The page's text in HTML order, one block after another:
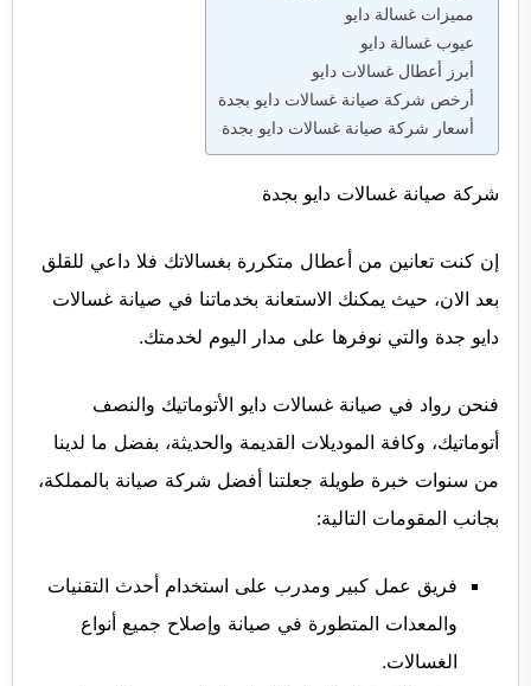
مميزات غسالة دايو
عيوب غسالة دايو
أبرز أعطال غسالات دايو
أرخص شركة صيانة غسالات دايو بجدة
أسعار شركة صيانة غسالات دايو بجدة
شركة صيانة غسالات دايو بجدة
إن كنت تعانين من أعطال متكررة بغسالاتك فلا داعي للقلق
بعد الان، حيث يمكنك الاستعانة بخدماتنا في صيانة غسالات
دايو جدة والتي نوفرها على مدار اليوم لخدمتك.
فنحن رواد في صيانة غسالات دايو الأتوماتيك والنصف
أتوماتيك، وكافة الموديلات القديمة والحديثة، بفضل ما لدينا
من سنوات خبرة طويلة جعلتنا أفضل شركة صيانة بالمملكة،
بجانب المقومات التالية:
فريق عمل كبير ومدرب على استخدام أحدث التقنيات
والمعدات المتطورة في صيانة وإصلاح جميع أنواع
الغسالات.